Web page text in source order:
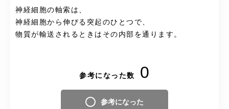
神経細胞の軸索は、
神経細胞から伸びる突起のひとつで、
物質が輸送されるときはその内部を通ります。
参考になった数 0
参考になった